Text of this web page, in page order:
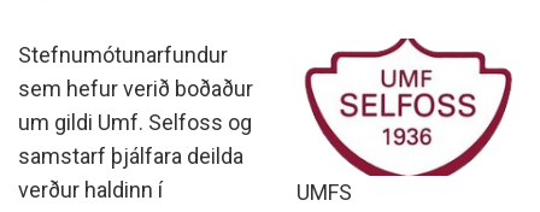
UMFS
Stefnumótunarfundur
sem hefur verið boðaður
um gildi Umf. Selfoss og
samstarf þjálfara deilda
verður haldinn í